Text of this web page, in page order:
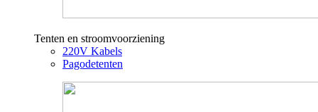
Tenten en stroomvoorziening
220V Kabels
Pagodetenten